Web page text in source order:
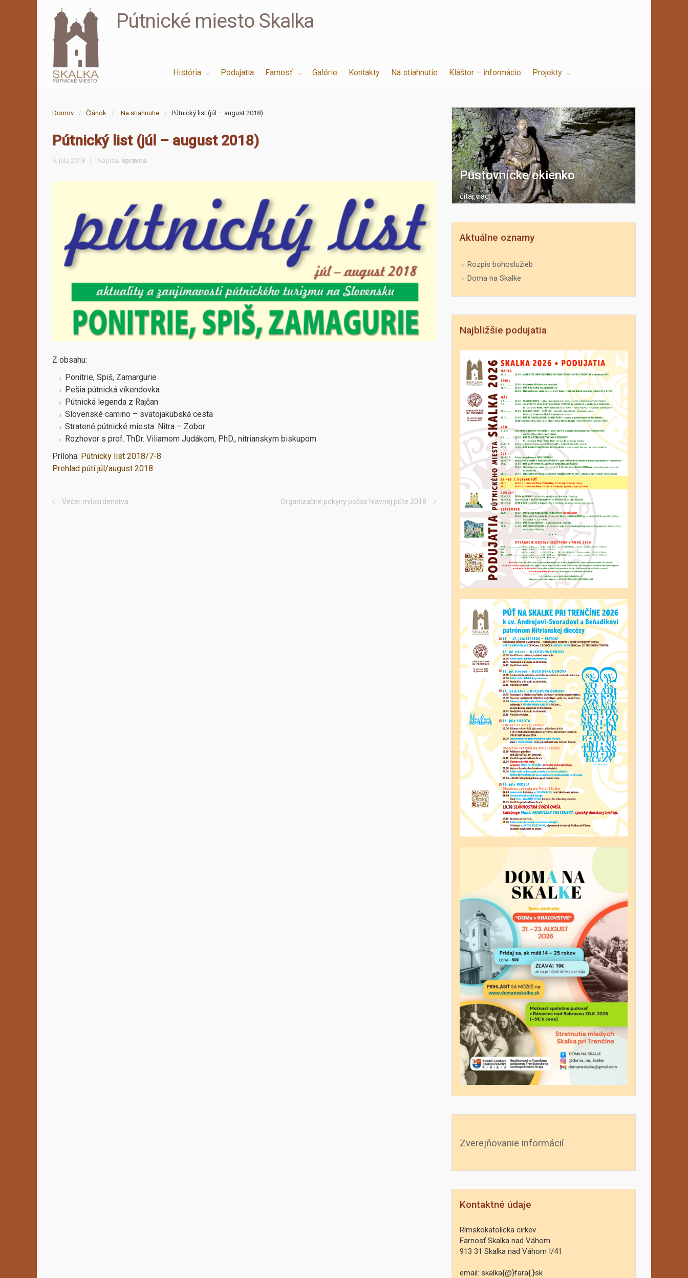
Pútnické miesto Skalka
História Podujatia Farnosť Galérie Kontakty Na stiahnutie Kláštor – informácie Projekty
Domov Článok Na stiahnutie Pútnický list (júl – august 2018)
Pútnický list (júl – august 2018)
6. júla 2018 Napísal spravca
Z obsahu:
Ponitrie, Spiš, Zamargurie
Pešia pútnická víkendovka
Pútnická legenda z Rajčan
Slovenské camino – svätojakubská cesta
Stratené pútnické miesta: Nitra – Zobor
Rozhovor s prof. ThDr. Viliamom Judákom, PhD., nitrianskym biskupom
Príloha: Pútnicky list 2018/7-8
Prehlad pútí júl/august 2018
Večer milosrdenstva Organizačné pokyny počas hlavnej púte 2018
Pustovnícke okienko
čítaj viac
Aktuálne oznamy
Rozpis bohoslužieb
Doma na Skalke
Najbližšie podujatia
Zverejňovanie informácií
Kontaktné údaje
Rímskokatolícka cirkev
Farnosť Skalka nad Váhom
913 31 Skalka nad Váhom I/41
email: skalka{@}fara{.}sk